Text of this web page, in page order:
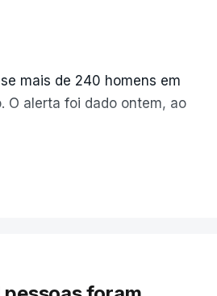
mais de 240 homens em
O alerta foi dado ontem, ao